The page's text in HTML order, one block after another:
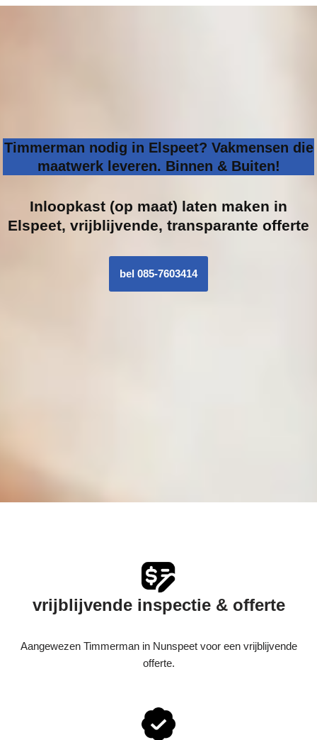
Timmerman nodig in Elspeet? Vakmensen die
maatwerk leveren. Binnen & Buiten!
Inloopkast (op maat) laten maken in
Elspeet, vrijblijvende, transparante offerte
bel 085-7603414
vrijblijvende inspectie & offerte
Aangewezen Timmerman in Nunspeet voor een vrijblijvende
offerte.